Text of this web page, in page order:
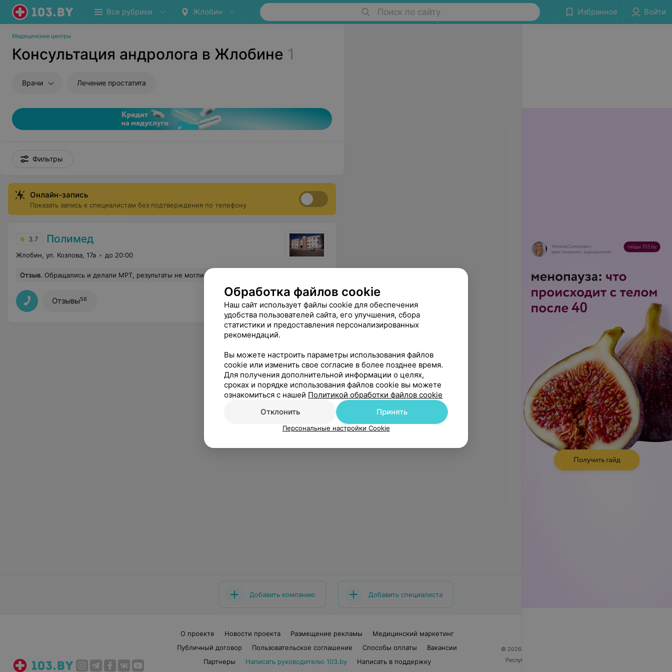
Все рубрики Жлобин Поиск по сайту Избранное Войти
Медицинские центры
Консультация андролога в Жлобине 1
Врачи Лечение простатита
Фильтры
Онлайн-запись
Показать запись к специалистам без подтверждения по телефону
3.7 Полимед
Жлобин, ул. Козлова, 17а до 20:00
Отзыв. Обращались и делали МРТ, результаты не могли дождаться, пока сами не позвонили и не поругались. Безответственное и безразличеное отношение к людям. По почте из Жлобина в Рогачев неделю "идёт", видимо, пешком. На вопрос, почему не отправили на электронную почту - ответили, что думали, что не Ваша почта. Хотя писала лично сама и отдавала в руки специалисту в регистратуре. В итоге-прислали на электронную почту плохого качества фото заключения, как плюнули в лицо..... Ни извините, ничего.... За что берут деньги? Непонятно....
Отзывы56
Добавить компанию Добавить специалиста
О проекте Новости проекта Размещение рекламы
Медицинский маркетинг
Публичный договор
Пользовательское соглашение Способы оплаты
Вакансии
Партнеры
Написать руководителю 103.by
Написать в поддержку
© 2026 ООО «Артокс Лаб», УНП 191700409
Республика Беларусь, г. Минск, улица Толбухина, 2,
Обработка файлов cookie
Наш сайт использует файлы cookie для обеспечения
удобства пользователей сайта, его улучшения, сбора
статистики и предоставления персонализированных
рекомендаций.
Вы можете настроить параметры использования файлов
cookie или изменить свое согласие в более позднее время.
Для получения дополнительной информации о целях,
сроках и порядке использования файлов cookie вы можете
ознакомиться с нашей Политикой обработки файлов cookie
Отклонить
Принять
Персональные настройки Cookie